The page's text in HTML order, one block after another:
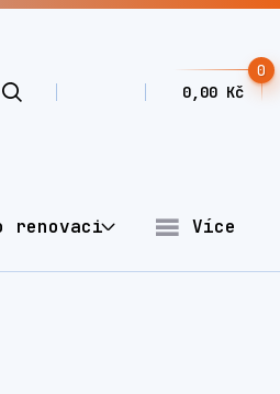
0
0,00 Kč
renovaci Více